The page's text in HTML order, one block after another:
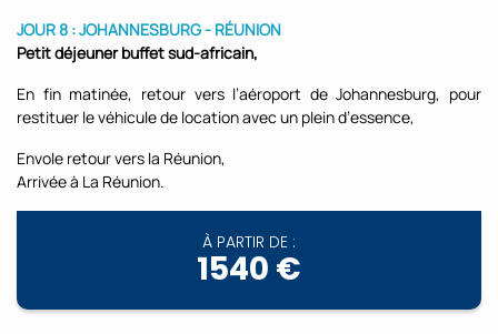
JOUR 8 : JOHANNESBURG - RÉUNION
Petit déjeuner buffetsud-africain,
En fin matinée, retour vers l’aéroport de Johannesburg, pour
restituer le véhicule de location avec un plein d’essence,
Envole retour vers la Réunion,
Arrivée à La Réunion.
À PARTIR DE :
1540 €